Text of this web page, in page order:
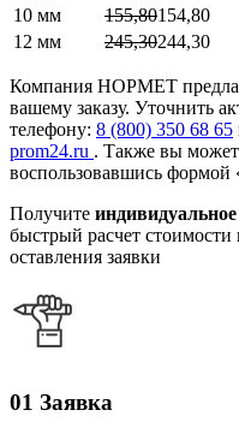
10 мм
155,80154,80
12 мм
245,30244,30
Компания НОРМЕТ
вашему заказу. Уточнить
телефону: 8 (800) 350 68 65
prom24.ru . Также вы
воспользовавшись формой
Получите
быстрый расчет
оставления заявки
01 Заявка